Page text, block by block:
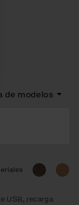
de modelos
USB, recarga